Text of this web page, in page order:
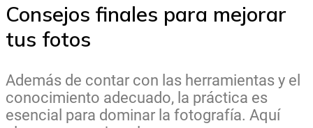
Consejos finales para mejorar
tus fotos
Además de contar con las herramientas y el
conocimiento adecuado, la práctica es
esencial para dominar la fotografía. Aquí